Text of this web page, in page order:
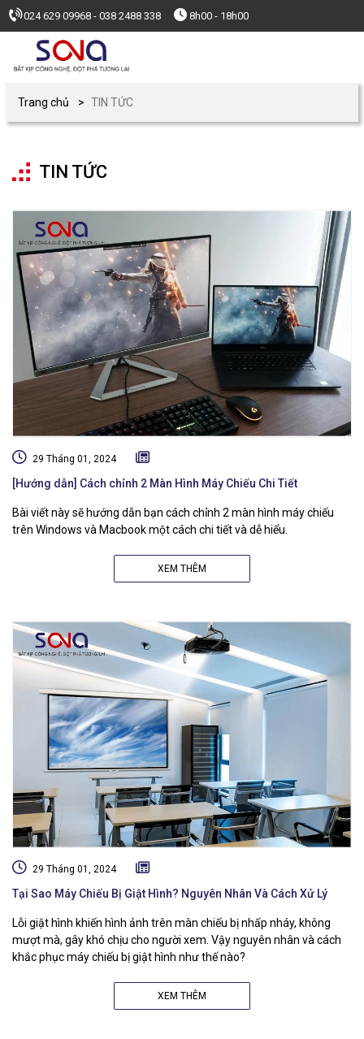
024 629 09968 - 038 2488 338 8h00 - 18h00
Trang chủ TIN TỨC
TIN TỨC
29 Tháng 01, 2024
[Hướng dẫn] Cách chỉnh 2 Màn Hình Máy Chiếu Chi Tiết
Bài viết này sẽ hướng dẫn bạn cách chỉnh 2 màn hình máy chiếu
trên Windows và Macbook một cách chi tiết và dễ hiểu.
XEM THÊM
29 Tháng 01, 2024
Tại Sao Máy Chiếu Bị Giật Hình? Nguyên Nhân Và Cách Xử Lý
Lỗi giật hình khiến hình ảnh trên màn chiếu bị nhấp nháy, không
mượt mà, gây khó chịu cho người xem. Vậy nguyên nhân và cách
khắc phục máy chiếu bị giật hình như thế nào?
XEM THÊM